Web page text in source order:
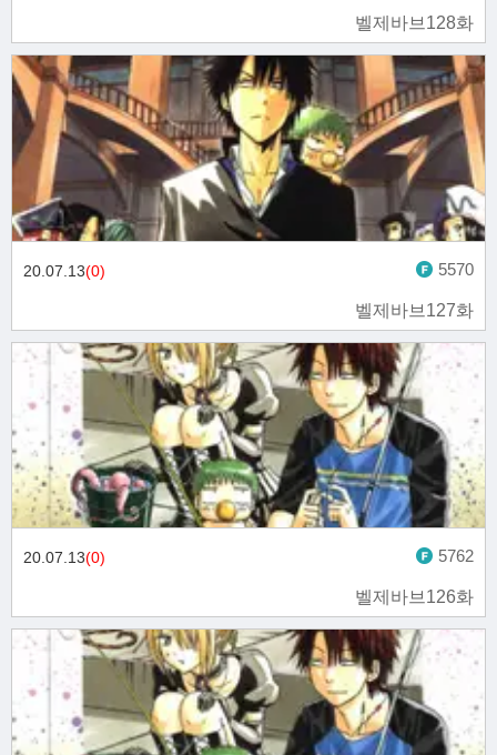
벨제바브128화
벨제바브127화
20.07.13(0) 5570
벨제바브126화
20.07.13(0) 5762